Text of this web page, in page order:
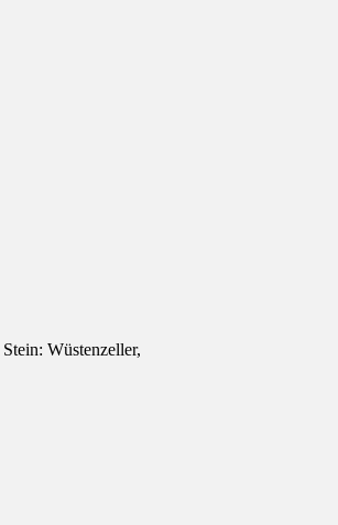
Stein: Wüstenzeller,